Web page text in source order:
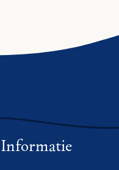
Informatie